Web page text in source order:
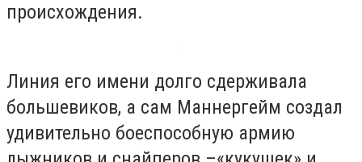
происхождения.
Линия его имени долго сдерживала
большевиков, а сам Маннергейм создал
удивительно боеспособную армию